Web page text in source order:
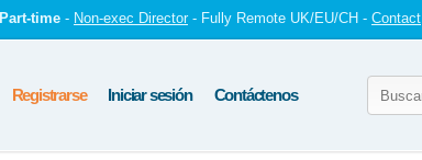
Part-time - Non-exec Director - Fully Remote UK/EU/CH - Contact
Registrarse Iniciar sesión Contáctenos